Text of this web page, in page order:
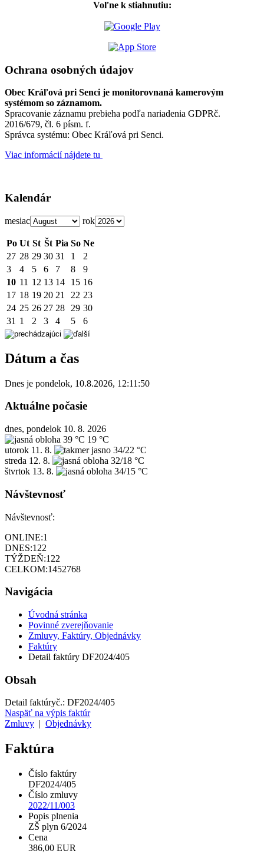
Voľne k stiahnutiu:
Ochrana osobných údajov
Obec Kráľová pri Senci je monitorovnaná kamerovým
systémom so záznamom.
Spracovanie záznamu prebieha podľa nariadenia GDPRč.
2016/679, čl. 6 písm. f.
Správca systému: Obec Kráľová pri Senci.
Viac informácií nájdete tu
Kalendár
mesiac rok
Po Ut St Št Pia So Ne
27 28 29 30 31 1
2
3
4 5 6 7 8
9
10 11 12 13 14 15 16
17 18 19 20 21 22 23
24 25 26 27 28 29 30
31 1 2 3 4 5 6
Dátum a čas
Dnes je pondelok, 10.8.2026, 12:11:50
Aktuálne počasie
dnes, pondelok 10. 8. 2026
39 °C 19 °C
utorok 11. 8.
34/22 °C
streda 12. 8.
32/18 °C
štvrtok 13. 8. 34/15 °C
Návštevnosť
Návštevnosť:
ONLINE:1
DNES:122
TÝŽDEŇ:122
CELKOM:1452768
Navigácia
Úvodná stránka
Povinné zverejňovanie
Zmluvy, Faktúry, Objednávky
Faktúry
Detail faktúry DF2024/405
Obsah
Detail faktúryč.: DF2024/405
Naspäť na výpis faktúr
Zmluvy
Objednávky
Faktúra
Číslo faktúry
DF2024/405
Číslo zmluvy
2022/11/003
Popis plnenia
ZŠ plyn 6/2024
Cena
386,00 EUR